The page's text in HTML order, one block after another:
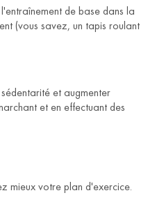
de base dans la
(vous savez, un tapis roulant
et augmenter
et en effectuant des
mieux votre plan d'exercice.